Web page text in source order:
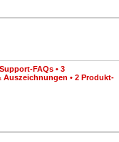
FAQs • 3
Auszeichnungen • 2 Produkt-